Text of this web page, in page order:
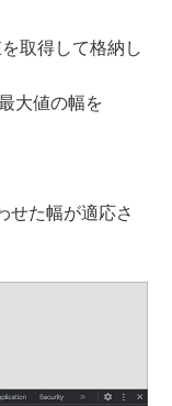
取得して格納し
大値の幅を
せた幅が適応さ